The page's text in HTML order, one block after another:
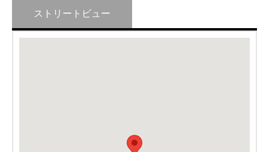
ストリートビュー